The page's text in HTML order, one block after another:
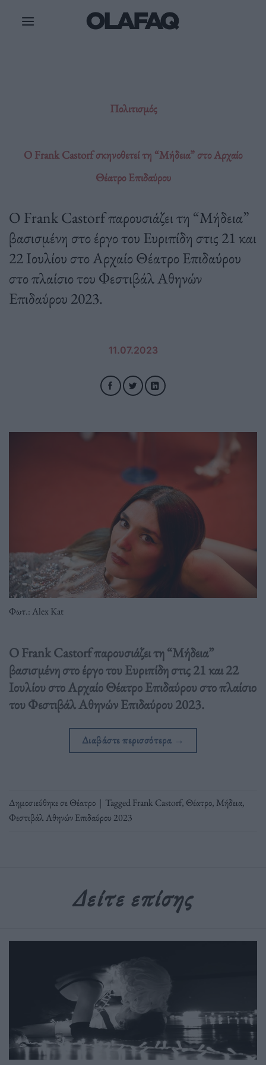
Πολιτισμός
Ο Frank Castorf σκηνοθετεί τη “Μήδεια” στο Αρχαίο
Θέατρο Επιδαύρου
O Frank Castorf παρουσιάζει τη “Μήδεια”
βασισμένη στο έργο του Ευριπίδη στις 21 και
22 Ιουλίου στο Αρχαίο Θέατρο Επιδαύρου
στο πλαίσιο του Φεστιβάλ Αθηνών
Επιδαύρου 2023.
11.07.2023
Φωτ.: Alex Kat
O Frank Castorf παρουσιάζει τη “Μήδεια”
βασισμένη στο έργο του Ευριπίδη στις 21 και 22
Ιουλίου στο Αρχαίο Θέατρο Επιδαύρου στο πλαίσιο
του Φεστιβάλ Αθηνών Επιδαύρου 2023.
Διαβάστε περισσότερα →
Δημοσιεύθηκε σεΘέατρο | TaggedFrank Castorf, Θέατρο, Μήδεια,
Φεστιβάλ Αθηνών Επιδαύρου 2023
Δείτε επίσης